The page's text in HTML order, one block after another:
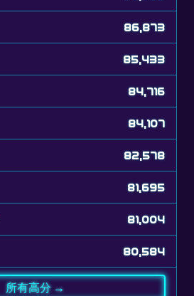
86,873
85,433
84,716
84,107
82,578
81,695
81,004
80,584
所有高分 →